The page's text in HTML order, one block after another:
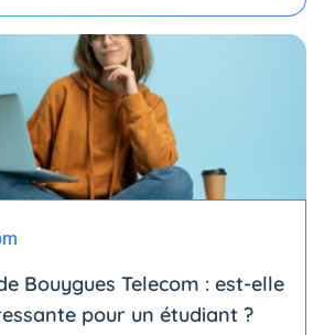
Bouygues Telecom : est-elle
pour un étudiant ?